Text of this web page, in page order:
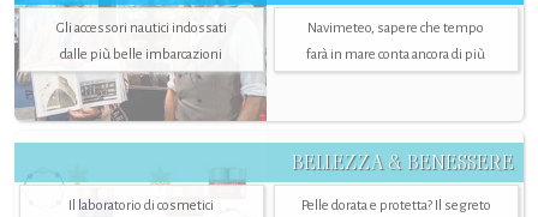
Gli accessori nautici indossati
dalle più belle imbarcazioni
Navimeteo, sapere che tempo
farà in mare conta ancora di più
BELLEZZA & BENESSERE
Il laboratorio di cosmetici
Pelle dorata e protetta? Il segreto